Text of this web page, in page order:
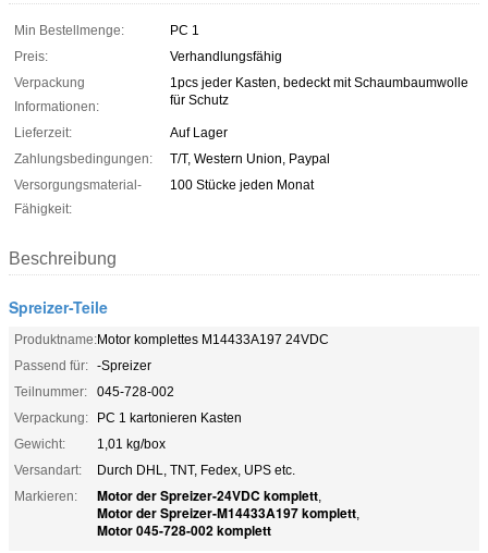
Min Bestellmenge:
PC 1
Preis:
Verhandlungsfähig
Verpackung
Informationen:
1pcs jeder Kasten, bedeckt mit Schaumbaumwolle
für Schutz
Lieferzeit:
Auf Lager
Zahlungsbedingungen:
T/T, Western Union, Paypal
Versorgungsmaterial-
Fähigkeit:
100 Stücke jeden Monat
Beschreibung
Spreizer-Teile
Produktname:Motor komplettes M14433A197 24VDC
Passend für: -Spreizer
Teilnummer:
045-728-002
Verpackung:
PC 1 kartonieren Kasten
Gewicht:
1,01 kg/box
Versandart:
Durch DHL, TNT, Fedex, UPS etc.
Markieren:
Motor der Spreizer-24VDC komplett,
Motor der Spreizer-M14433A197 komplett,
Motor 045-728-002 komplett